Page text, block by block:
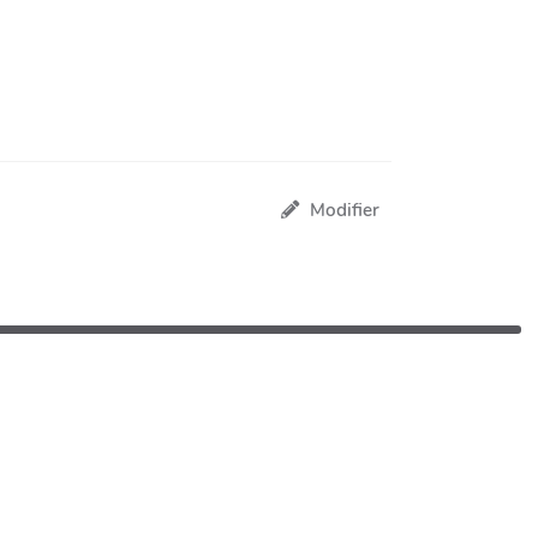
Modifier